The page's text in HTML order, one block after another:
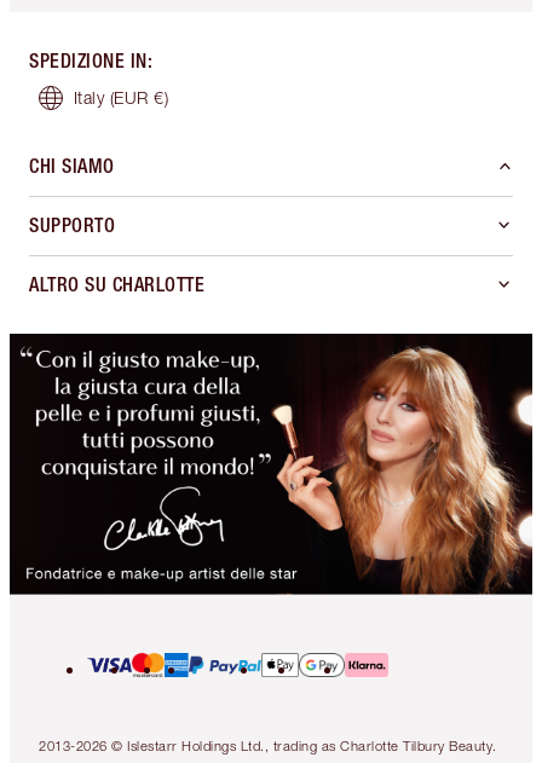
SPEDIZIONE IN:
Italy (EUR €)
CHI SIAMO
SUPPORTO
ALTRO SU CHARLOTTE
2013-2026 © Islestarr Holdings Ltd., trading as Charlotte Tilbury Beauty.